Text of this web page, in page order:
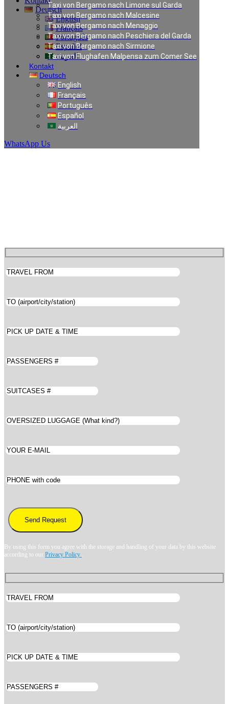
Taxi von Bergamo nach Limone sul Garda
Taxi von Bergamo nach Malcesine
Taxi von Bergamo nach Menaggio
Taxi von Bergamo nach Peschiera del Garda
Taxi von Bergamo nach Sirmione
Taxi von Flughafen Malpensa zum Comer See
Kontakt
Deutsch
English
Français
Português
Español
العربية
WhatsApp Us
Deutsch
English
Français
Português
Español
العربية
Taxi in Verona
By using this form you agree with the storage and handling of your data by this website
according to our Privacy Policy .